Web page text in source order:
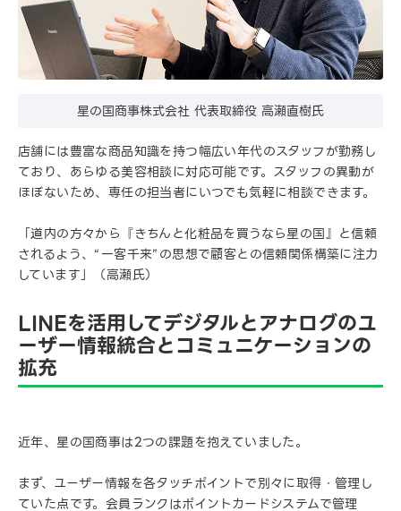
星の国商事株式会社 代表取締役 高瀬直樹氏
店舗には豊富な商品知識を持つ幅広い年代のスタッフが勤務し
ており、あらゆる美容相談に対応可能です。スタッフの異動が
ほぼないため、専任の担当者にいつでも気軽に相談できます。
「道内の方々から『きちんと化粧品を買うなら星の国』と信頼
されるよう、“一客千来”の思想で顧客との信頼関係構築に注力
しています」（高瀬氏）
LINEを活用してデジタルとアナログのユ
ーザー情報統合とコミュニケーションの
拡充
近年、星の国商事は2つの課題を抱えていました。
まず、ユーザー情報を各タッチポイントで別々に取得・管理し
ていた点です。会員ランクはポイントカードシステムで管理